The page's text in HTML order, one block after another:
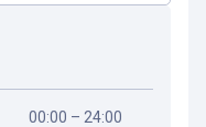
00:00 – 24:00